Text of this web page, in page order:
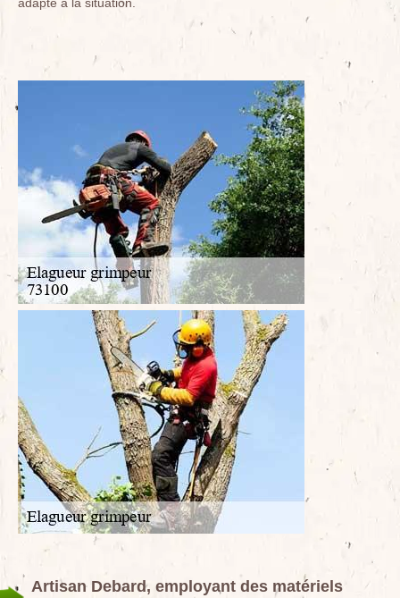
Artisan Debard, employant des matériels